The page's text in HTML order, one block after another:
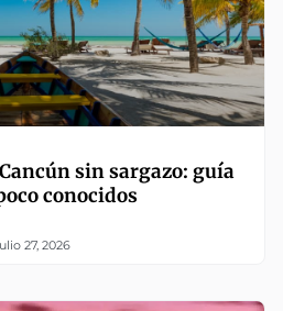
sin sargazo: guía
conocidos
27, 2026